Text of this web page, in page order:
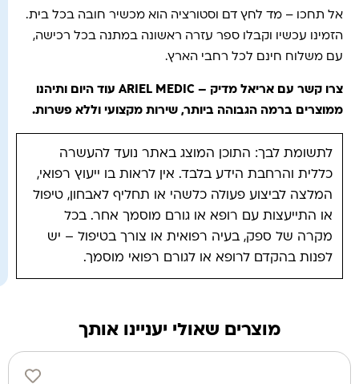
אל תחכו – מד לחץ דם וסטורציה הוא מכשיר חובה בכל בית.
הזמינו עכשיו וקבלו ספר עזרה ראשונה במתנה בכל רכישה,
עם משלוח חינם לכל רחבי הארץ.
צרו קשר עם אריאל מדיק – ARIEL MEDIC עוד היום ותיהנו
ממוצרים ברמה הגבוהה ביותר, שירות מקצועי וללא פשרות.
לתשומת לבך: התוכן המוצג באתר נועד להעשרה
כללית והרחבת הידע בלבד. אין לראות בו ייעוץ רפואי,
המלצה לביצוע פעולה כלשהי או תחליף לאבחון, טיפול
או התייעצות עם רופא או גורם מוסמך אחר. בכל
מקרה של ספק, בעיה רפואית או צורך בטיפול – יש
לפנות בהקדם לרופא או לגורם רפואי מוסמך.
מוצרים שאולי יעניינו אותך